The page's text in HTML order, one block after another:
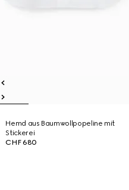
Hemd aus Baumwollpopeline mit
Stickerei
CHF 680